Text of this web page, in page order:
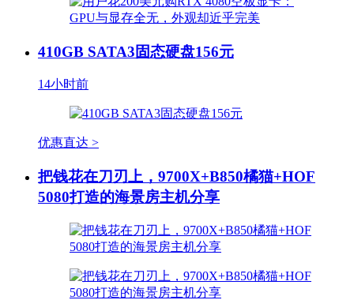
410GB SATA3固态硬盘156元
14小时前
优惠直达 >
把钱花在刀刃上，9700X+B850橘猫+HOF
5080打造的海景房主机分享